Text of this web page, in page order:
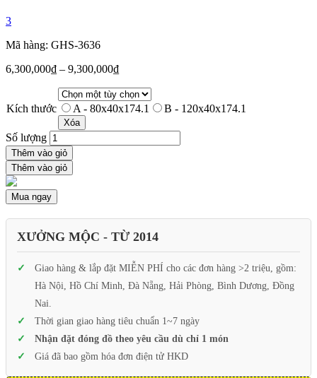
3
Mã hàng: GHS-3636
6,300,000₫ – 9,300,000₫
Kích thước A - 80x40x174.1 B - 120x40x174.1
Xóa
Số lượng
Thêm vào giỏ
Thêm vào giỏ
Mua ngay
XƯỞNG MỘC - TỪ 2014
Giao hàng & lắp đặt MIỄN PHÍ cho các đơn hàng >2 triệu, gồm:
Hà Nội, Hồ Chí Minh, Đà Nẵng, Hải Phòng, Bình Dương, Đồng
Nai.
Thời gian giao hàng tiêu chuẩn 1~7 ngày
Nhận đặt đóng đồ theo yêu cầu dù chỉ 1 món
Giá đã bao gồm hóa đơn điện tử HKD